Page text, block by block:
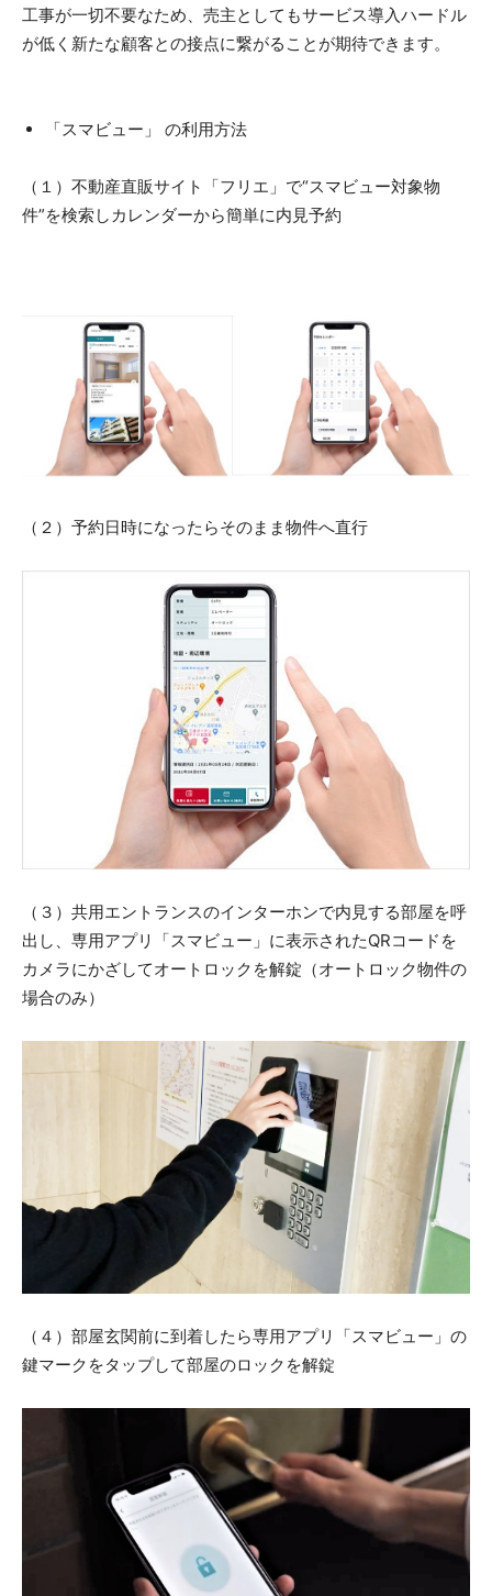
工事が一切不要なため、売主としてもサービス導入ハードル
が低く新たな顧客との接点に繋がることが期待できます。
「スマビュー」 の利用方法
（１）不動産直販サイト「フリエ」で“スマビュー対象物
件”を検索しカレンダーから簡単に内見予約
​（２）予約日時になったらそのまま物件へ直行
（３）共用エントランスのインターホンで内見する部屋を呼
出し、専用アプリ「スマビュー」に表示されたQRコードを
カメラにかざしてオートロックを解錠（オートロック物件の
場合のみ）
（４）部屋玄関前に到着したら専用アプリ「スマビュー」の
鍵マークをタップして部屋のロックを解錠